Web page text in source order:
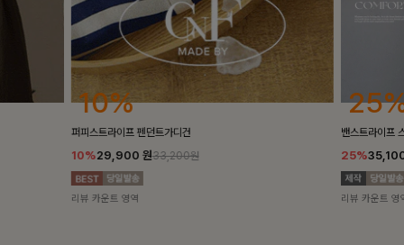
25%
밴스트라이프 스트링원피스
25%35,100 원46,800원
리뷰 카운트 영역
10%
[5천장돌파/
10%
리뷰 카운트 영